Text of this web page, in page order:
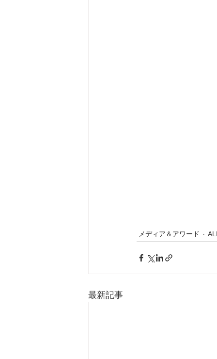
メディア＆アワード ALL
最新記事